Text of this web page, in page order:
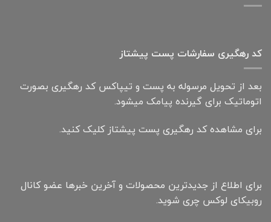
کد رهگیری سفارشات پست پیشتاز
بعد از تحویل مرسوله به پست و تیپاکس کد رهگیری بصورت
اتوماتیک برای گیرنده پیامک میشود.
برای مشاهده کد رهگیری پست پیشتاز کلیک کنید.
برای اطلاع از جدیدترین محصولات و آخرین خبرها عضو کانال
روبیکای لوکس چری شوید.